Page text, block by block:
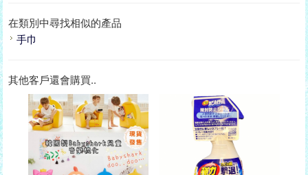
在類別中尋找相似的產品
手巾
其他客戶還會購買..